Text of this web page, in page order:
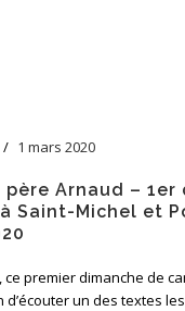
1 mars 2020
père Arnaud – 1er
Saint-Michel et
premier dimanche de
d’écouter un des textes